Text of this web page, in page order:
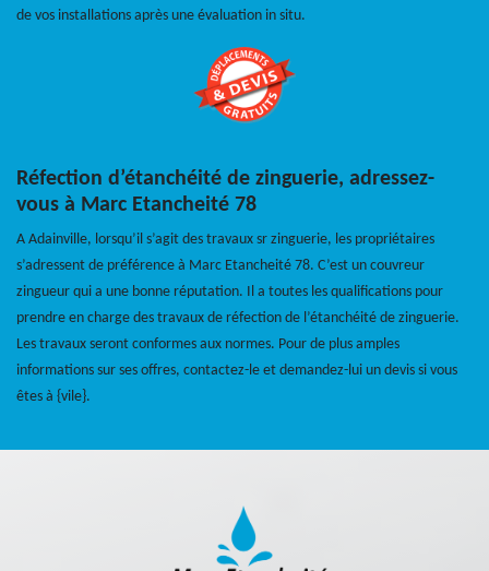
de vos installations après une évaluation in situ.
Réfection d’étanchéité de zinguerie, adressez-
vous à Marc Etancheité 78
A Adainville, lorsqu’il s’agit des travaux sr zinguerie, les propriétaires
s’adressent de préférence à Marc Etancheité 78. C’est un couvreur
zingueur qui a une bonne réputation. Il a toutes les qualifications pour
prendre en charge des travaux de réfection de l’étanchéité de zinguerie.
Les travaux seront conformes aux normes. Pour de plus amples
informations sur ses offres, contactez-le et demandez-lui un devis si vous
êtes à {vile}.